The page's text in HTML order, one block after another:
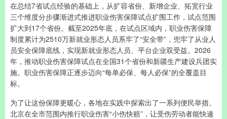
在总结7省试点经验的基础上，从扩容省份、新增企业、拓宽行业
三个维度分步骤渐进式推进职业伤害保障试点扩围工作，试点范围
扩大到17个省份。截至2025年底，在试点区域内，职业伤害保障
制度累计为2510万新就业形态人员系牢了“安全带”，兜牢了从业人
员安全保障底线，实现新就业形态人员、平台企业双受益。2026
年，推动职业伤害保障试点在全国31个省份和新疆生产建设兵团实
施。职业伤害保障正逐步迈向“每单必保、每人必保”的全覆盖目
标。
为了让这份保障更暖心，各地在实践中探索出了一系列便民举措。
北京在全市范围内推行职业伤害“小伤快赔”，让受伤劳动者能快速